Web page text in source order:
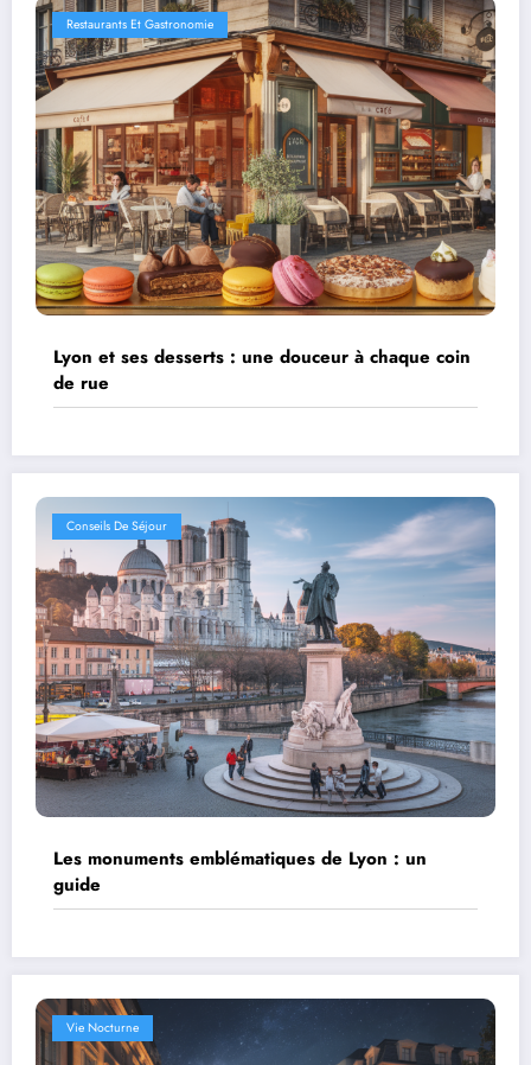
Restaurants Et Gastronomie
Lyon et ses desserts : une douceur à chaque coin
de rue
Conseils De Séjour
Les monuments emblématiques de Lyon : un
guide
Vie Nocturne